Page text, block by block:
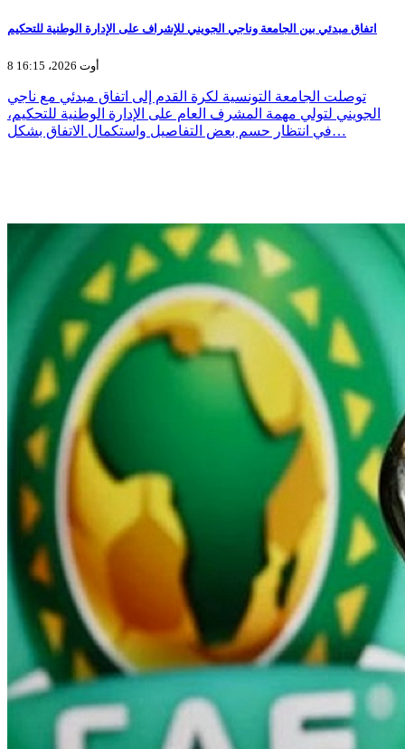
اتفاق مبدئي بين الجامعة وناجي الجويني للإشراف على الإدارة الوطنية للتحكيم
8 أوت 2026، 16:15
توصلت الجامعة التونسية لكرة القدم إلى اتفاق مبدئي مع ناجي
الجويني لتولي مهمة المشرف العام على الإدارة الوطنية للتحكيم،
في انتظار حسم بعض التفاصيل واستكمال الاتفاق بشكل…